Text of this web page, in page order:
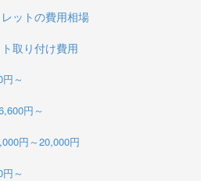
ットの費用相場
取り付け費用
～
円～
円～20,000円
～